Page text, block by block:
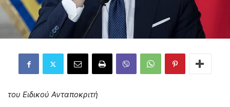
του Ειδικού Ανταποκριτή